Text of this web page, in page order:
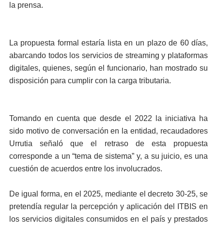
la prensa.
La propuesta formal estaría lista en un plazo de 60 días,
abarcando todos los servicios de streaming y plataformas
digitales, quienes, según el funcionario, han mostrado su
disposición para cumplir con la carga tributaria.
Tomando en cuenta que desde el 2022 la iniciativa ha
sido motivo de conversación en la entidad, recaudadores
Urrutia señaló que el retraso de esta propuesta
corresponde a un “tema de sistema” y, a su juicio, es una
cuestión de acuerdos entre los involucrados.
De igual forma, en el 2025, mediante el decreto 30-25, se
pretendía regular la percepción y aplicación del ITBIS en
los servicios digitales consumidos en el país y prestados